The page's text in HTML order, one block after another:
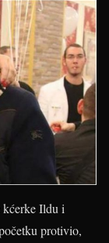
kćerke Ildu i
protivio,